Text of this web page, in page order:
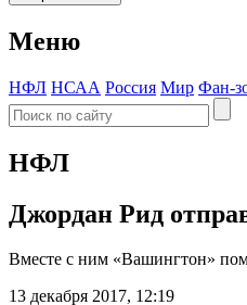
Меню
НФЛ НСАА Россия Мир Фан-
НФЛ
Джордан Рид
Вместе с ним «Вашингтон»
13 декабря 2017, 12:19